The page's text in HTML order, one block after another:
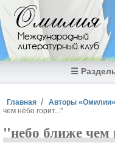
Перейти к основному
Омилия
Международный
литературный клуб
☰
Вы здесь
Главная Авторы «Омилии»
чем нёбо горит..."
"небо ближе чем